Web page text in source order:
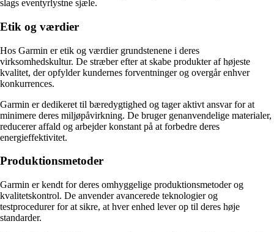
slags eventyrlystne sjæle.
Etik og værdier
Hos Garmin er etik og værdier grundstenene i deres
virksomhedskultur. De stræber efter at skabe produkter af højeste
kvalitet, der opfylder kundernes forventninger og overgår enhver
konkurrences.
Garmin er dedikeret til bæredygtighed og tager aktivt ansvar for at
minimere deres miljøpåvirkning. De bruger genanvendelige materialer,
reducerer affald og arbejder konstant på at forbedre deres
energieffektivitet.
Produktionsmetoder
Garmin er kendt for deres omhyggelige produktionsmetoder og
kvalitetskontrol. De anvender avancerede teknologier og
testprocedurer for at sikre, at hver enhed lever op til deres høje
standarder.